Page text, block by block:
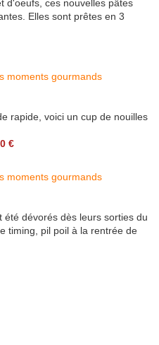
d'oeufs, ces nouvelles pâtes
Elles sont prêtes en 3
rapide, voici un cup de nouilles
€
dévorés dès leurs sorties du
timing, pil poil à la rentrée de